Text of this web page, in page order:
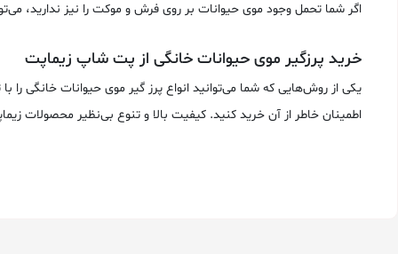
اگر شما تحمل وجود موی حیوانات بر روی فرش و موکت را نیز ندارید،
خرید پرزگیر موی حیوانات خانگی از پت شاپ زیماپت
یکی از روش‌هایی که شما می‌توانید انواع پرز گیر موی حیوانات
اطمینان خاطر از آن خرید کنید. کیفیت بالا و تنوع بی‌نظیر محصولات